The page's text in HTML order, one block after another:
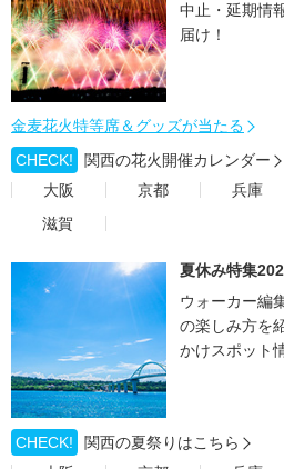
中止・延期情
届け！
金麦花火特等席＆グッズが当たる
CHECK!
関西の花火開催カレンダー
大阪
京都 兵庫
滋賀
夏休み特集
ウォーカー編
の楽しみ方を
かけスポット
CHECK!
関西の夏祭りはこちら